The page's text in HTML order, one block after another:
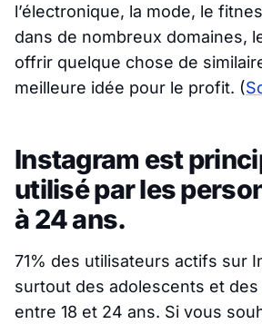
l’électronique, la mode, le
dans de nombreux domaines,
offrir quelque chose de
meilleure idée pour le profit. (
Instagram est
utilisé par les
à 24 ans.
71% des utilisateurs actifs sur
surtout des adolescents et
entre 18 et 24 ans. Si vous